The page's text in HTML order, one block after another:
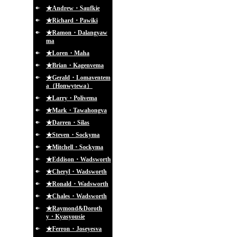
★Andrew・Saufkie
★Richard・Pawiki
★Ramon・Dalangyaw
ma
★Loren・Maha
★Brian・Kagenvema
★Gerald・Lomaventem
a（Honwytewa）
★Larry・Polivema
★Mark・Tawahongva
★Darren・Silas
★Steven・Sockyma
★Mitchell・Sockyma
★Eddison・Wadsworth
★Cheryl・Wadsworth
★Ronald・Wadsworth
★Chales・Wadsworth
★Raymond&Doroth
y・Kyasyousie
★Ferron・Joseyesva